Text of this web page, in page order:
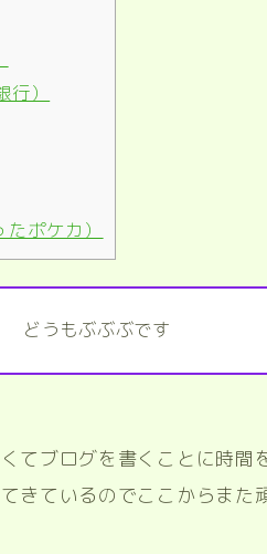
）
ポケカ）
どうもぶぶぶです
てブログを書くことに時間
きているのでここからまた